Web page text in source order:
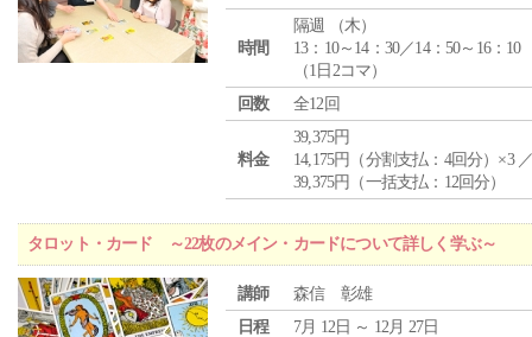
時間
隔週 （木）
13：10～14：30／14：50～16：10
（1日2コマ）
回数
全12回
料金
39,375円
14,175円（分割支払：4回分）×3
39,375円（一括支払：12回分）
タロット・カード ～22枚のメイン・カードについて詳しく学ぶ～
講師
森信 彰雄
日程
7月 12日 ～ 12月 27日